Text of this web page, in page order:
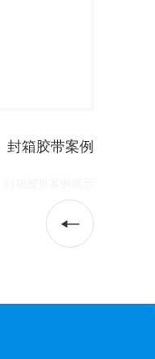
封箱胶带案例